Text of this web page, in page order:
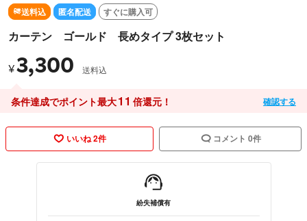
送料込 匿名配送 すぐに購入可
カーテン ゴールド 長めタイプ 3枚セット
¥3,300 送料込
条件達成でポイント最大11 倍還元！ 確認する
いいね 2件 コメント 0件
紛失補償有